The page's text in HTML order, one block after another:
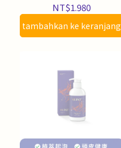
NT$1.980
tambahkan ke keranjang